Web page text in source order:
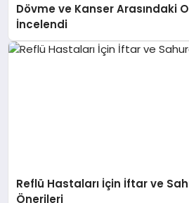
Dövme ve Kanser Arasındaki
İncelendi
Reflü Hastaları İçin İftar ve
Önerileri